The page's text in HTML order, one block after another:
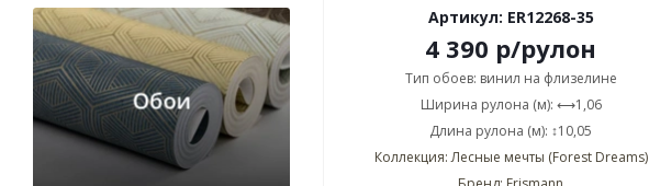
Артикул: ER12268-35
4 390 р/рулон
Тип обоев: винил на флизелине
Ширина рулона (м): ⟷1,06
Длина рулона (м): ↕10,05
Коллекция: Лесные мечты (Forest Dreams)